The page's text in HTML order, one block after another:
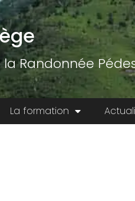
Randonnée
La formation